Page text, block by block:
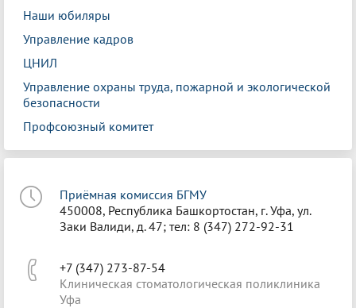
Наши юбиляры
Управление кадров
ЦНИЛ
Управление охраны труда, пожарной и экологической
безопасности
Профсоюзный комитет
Приёмная комиссия БГМУ
450008, Республика Башкортостан, г. Уфа, ул.
Заки Валиди, д. 47; тел: 8 (347) 272-92-31
+7 (347) 273-87-54
Клиническая стоматологическая поликлиника
Уфа